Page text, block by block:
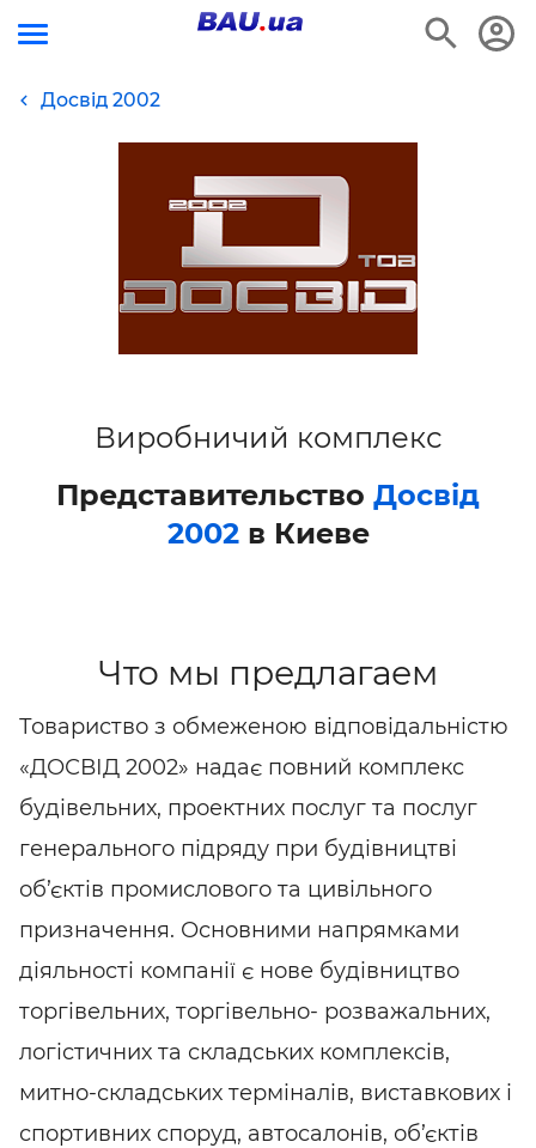
Досвід 2002
Виробничий комплекс
Представительство Досвід
2002в Киеве
Что мы предлагаем
Товариство з обмеженою відповідальністю
«ДОСВІД 2002» надає повний комплекс
будівельних, проектних послуг та послуг
генерального підряду при будівництві
об’єктів промислового та цивільного
призначення. Основними напрямками
діяльності компанії є нове будівництво
торгівельних, торгівельно- розважальних,
логістичних та складських комплексів,
митно-складських терміналів, виставкових і
спортивних споруд, автосалонів, об’єктів